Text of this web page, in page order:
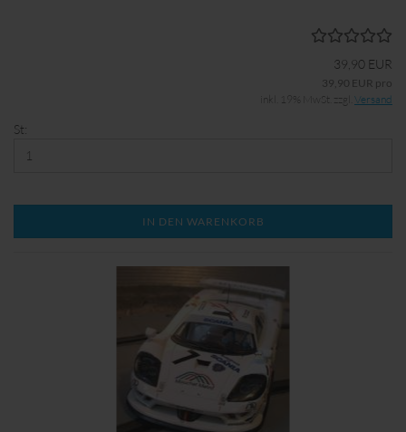
39,90 EUR
39,90 EUR pro
inkl. 19% MwSt. zzgl. Versand
St:
IN DEN WARENKORB